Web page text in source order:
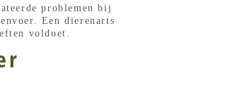
problemen bij
Een dierenarts
voldoet.